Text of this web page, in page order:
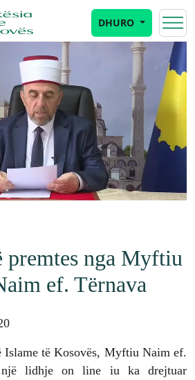
DHURO
premtes nga Myftiu
ef. Tërnava
Islame të Kosovës, Myftiu Naim ef.
një lidhje on line iu ka drejtuar